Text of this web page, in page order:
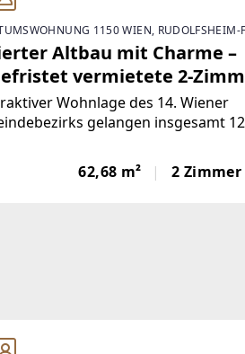
1150 WIEN, RUDOLFSHEIM-
Altbau mit Charme –
vermietete 2-
Wohnlage des 14. Wiener
gelangen insgesamt
Straße zum Einzelabverkauf.
überwiegend vermietete
62,68 m² 2 Zimmer